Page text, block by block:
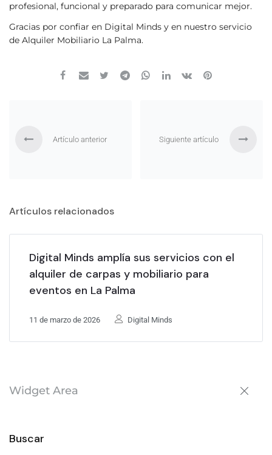
profesional, funcional y preparado para comunicar mejor.
Gracias por confiar en Digital Minds y en nuestro servicio
de Alquiler Mobiliario La Palma.
Siguiente artículo
Artículo anterior
Artículos relacionados
Digital Minds amplía sus servicios con el
alquiler de carpas y mobiliario para
eventos en La Palma
11 de marzo de 2026 Digital Minds
Widget Area
Buscar